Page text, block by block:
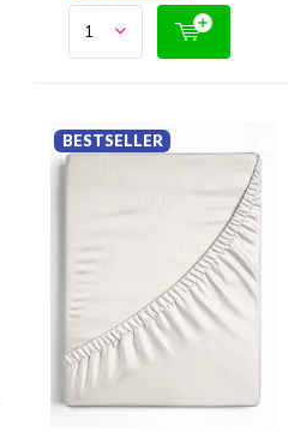
BESTSELLER